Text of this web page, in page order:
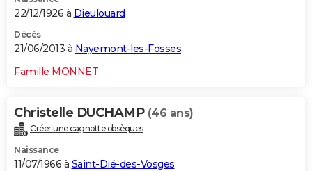
22/12/1926 à Dieulouard
Décès
21/06/2013 à Nayemont-les-Fosses
Famille MONNET
Christelle DUCHAMP (46 ans)
Créer une cagnotte obsèques
Naissance
11/07/1966 à Saint-Dié-des-Vosges